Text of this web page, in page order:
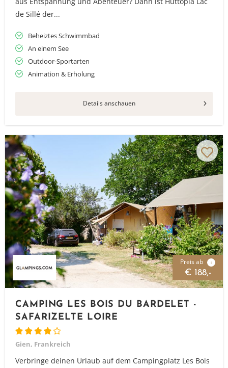
de Sillé der...
Beheiztes Schwimmbad
An einem See
Outdoor-Sportarten
Animation & Erholung
Details anschauen
Preis ab i
€ 188,-
CAMPING LES BOIS DU BARDELET -
SAFARIZELTE LOIRE
Gien, Frankreich
Verbringe deinen Urlaub auf dem Campingplatz Les Bois
Vielen Dank für das Abonnieren unseres Newsletters.